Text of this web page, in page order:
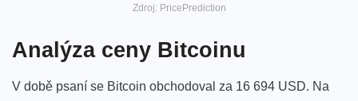
Zdroj: PricePrediction
Analýza ceny Bitcoinu
V době psaní se Bitcoin obchodoval za 16 694 USD. Na